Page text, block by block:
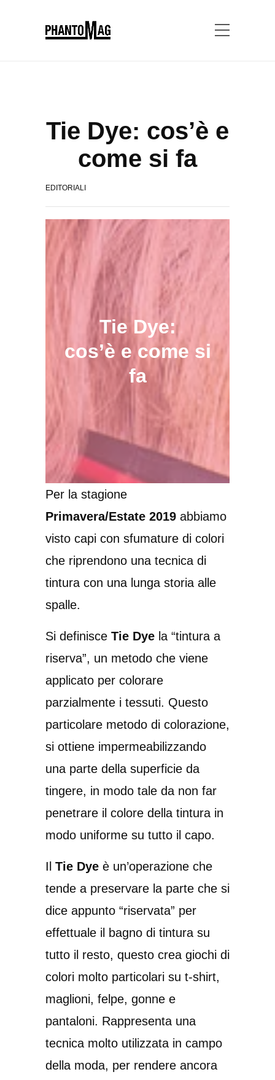
Tie Dye: cos’è e
come si fa
EDITORIALI
Tie Dye:
cos’è e come si
fa
Per la stagione
Primavera/Estate 2019 abbiamo
visto capi con sfumature di colori
che riprendono una tecnica di
tintura con una lunga storia alle
spalle.
Si definisce Tie Dye la “tintura a
riserva”, un metodo che viene
applicato per colorare
parzialmente i tessuti. Questo
particolare metodo di colorazione,
si ottiene impermeabilizzando
una parte della superficie da
tingere, in modo tale da non far
penetrare il colore della tintura in
modo uniforme su tutto il capo.
Il Tie Dye è un’operazione che
tende a preservare la parte che si
dice appunto “riservata” per
effettuale il bagno di tintura su
tutto il resto, questo crea giochi di
colori molto particolari su t-shirt,
maglioni, felpe, gonne e
pantaloni. Rappresenta una
tecnica molto utilizzata in campo
della moda, per rendere ancora